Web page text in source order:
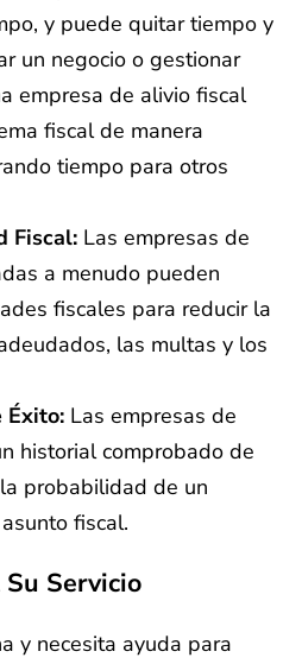
y puede quitar tiempo y
un negocio o gestionar
empresa de alivio fiscal
fiscal de manera
tiempo para otros
Fiscal: Las empresas de
a menudo pueden
fiscales para reducir la
las multas y los
Éxito: Las empresas de
historial comprobado de
probabilidad de un
fiscal.
Servicio
y necesita ayuda para